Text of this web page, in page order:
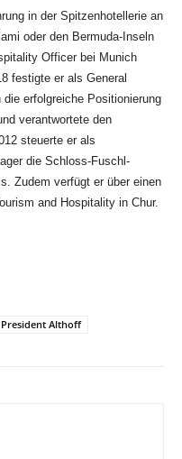
in der Spitzenhotellerie an
oder den Bermuda-Inseln
Officer bei Munich
festigte er als General
erfolgreiche Positionierung
verantwortete den
steuerte er als
die Schloss-Fuschl-
Zudem verfügt er über einen
and Hospitality in Chur.
Althoff